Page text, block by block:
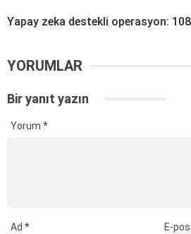
Yapay zeka destekli operasyon:
YORUMLAR
Bir yanıt yazın
Yorum *
Ad * E-